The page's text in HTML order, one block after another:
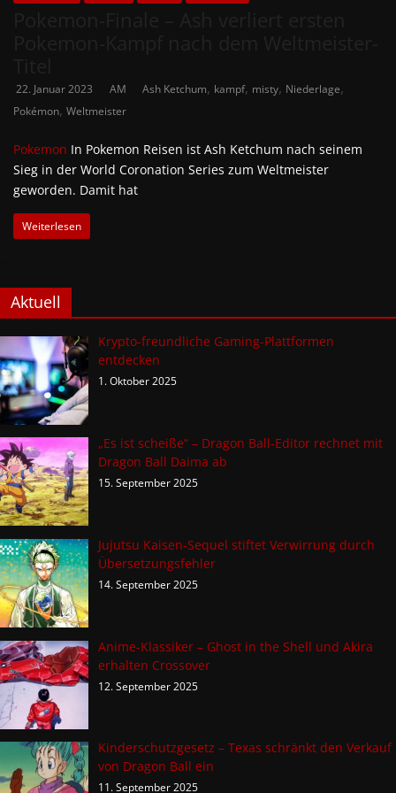
22. Januar 2023 AM Ash Ketchum, kampf, misty, Niederlage,
Pokémon, Weltmeister
Pokemon In Pokemon Reisen ist Ash Ketchum nach seinem
Sieg in der World Coronation Series zum Weltmeister
geworden. Damit hat
Weiterlesen
Aktuell
Krypto-freundliche Gaming-Plattformen
entdecken
1. Oktober 2025
„Es ist scheiße“ – Dragon Ball-Editor rechnet mit
Dragon Ball Daima ab
15. September 2025
Jujutsu Kaisen-Sequel stiftet Verwirrung durch
Übersetzungsfehler
14. September 2025
Anime-Klassiker – Ghost in the Shell und Akira
erhalten Crossover
12. September 2025
Kinderschutzgesetz – Texas schränkt den Verkauf
von Dragon Ball ein
11. September 2025